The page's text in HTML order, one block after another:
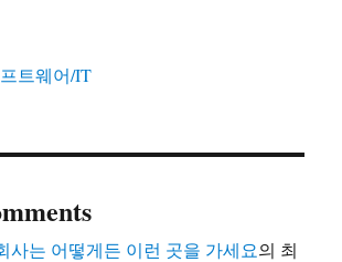
트웨어/IT
사는 어떻게든 이런 곳을 가세요의 최